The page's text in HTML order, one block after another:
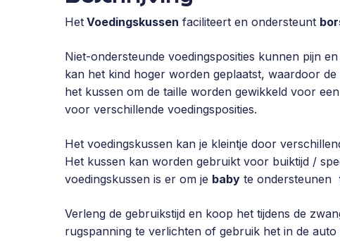
Het Voedingskussen faciliteert en ondersteunt
Niet-ondersteunde voedingsposities kunnen pijn
kan het kind hoger worden geplaatst, waardoor
het kussen om de taille worden gewikkeld voor een
voor verschillende voedingsposities.
Het voedingskussen kan je kleintje door
Het kussen kan worden gebruikt voor buiktijd /
voedingskussen is er om je baby te ondersteunen
Verleng de gebruikstijd en koop het tijdens de
rugspanning te verlichten of gebruik het in de